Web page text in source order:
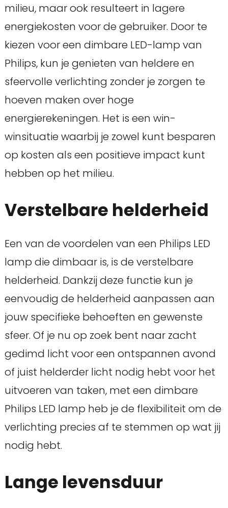
milieu, maar ook resulteert in lagere
energiekosten voor de gebruiker. Door te
kiezen voor een dimbare LED-lamp van
Philips, kun je genieten van heldere en
sfeervolle verlichting zonder je zorgen te
hoeven maken over hoge
energierekeningen. Het is een win-
winsituatie waarbij je zowel kunt besparen
op kosten als een positieve impact kunt
hebben op het milieu.
Verstelbare helderheid
Een van de voordelen van een Philips LED
lamp die dimbaar is, is de verstelbare
helderheid. Dankzij deze functie kun je
eenvoudig de helderheid aanpassen aan
jouw specifieke behoeften en gewenste
sfeer. Of je nu op zoek bent naar zacht
gedimd licht voor een ontspannen avond
of juist helderder licht nodig hebt voor het
uitvoeren van taken, met een dimbare
Philips LED lamp heb je de flexibiliteit om de
verlichting precies af te stemmen op wat jij
nodig hebt.
Lange levensduur